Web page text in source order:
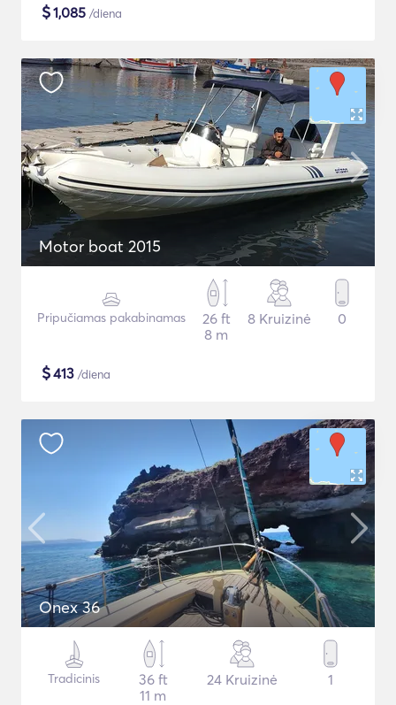
$1,085 /diena
Motor boat 2015
Pripučiamas pakabinamas
26 ft
8 m
8 Kruizinė 0
$413 /diena
Onex 36
Tradicinis
36 ft
11 m
24 Kruizinė 1